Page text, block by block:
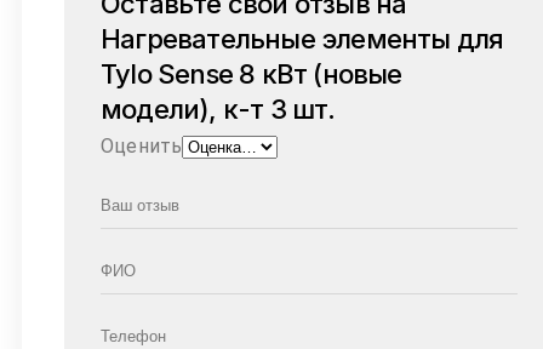
Нагревательные элементы для
Tylo Sense 8 кВт (новые
модели), к-т 3 шт.
Оценить